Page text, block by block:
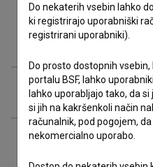
Zasedba
Ekipa
Organizacije
Do nekaterih vsebin lahko
ki registrirajo uporabniški
registrirani uporabniki).
Do prosto dostopnih
portalu BSF, lahko
lahko uporabljajo tako, da
si jih na kakršenkoli način
računalnik, pod pogojem,
nekomercialno uporabo.